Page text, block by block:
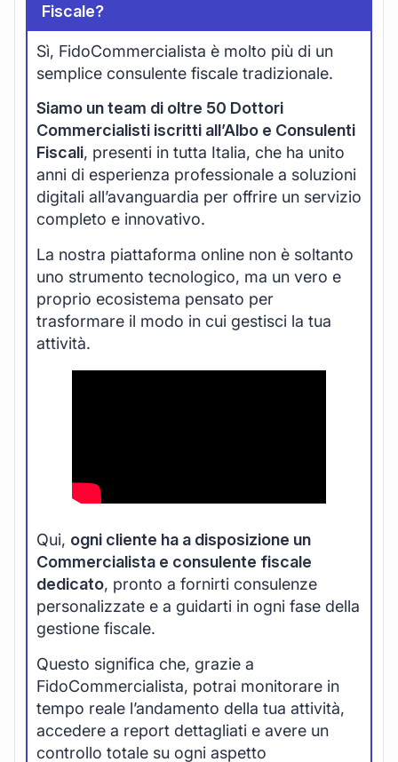
Fiscale?
Sì, FidoCommercialista è molto più di un
semplice consulente fiscale tradizionale.
Siamo un team di oltre 50 Dottori
Commercialisti iscritti all’Albo e Consulenti
Fiscali, presenti in tutta Italia, che ha unito
anni di esperienza professionale a soluzioni
digitali all’avanguardia per offrire un servizio
completo e innovativo.
La nostra piattaforma online non è soltanto
uno strumento tecnologico, ma un vero e
proprio ecosistema pensato per
trasformare il modo in cui gestisci la tua
attività.
Qui, ogni cliente ha a disposizione un
Commercialista e consulente fiscale
dedicato, pronto a fornirti consulenze
personalizzate e a guidarti in ogni fase della
gestione fiscale.
Questo significa che, grazie a
FidoCommercialista, potrai monitorare in
tempo reale l’andamento della tua attività,
accedere a report dettagliati e avere un
controllo totale su ogni aspetto